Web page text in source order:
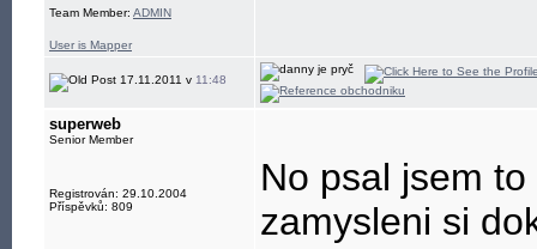
Team Member: ADMIN
User is Mapper
17.11.2011 v 11:48
superweb
Senior Member
Registrován: 29.10.2004
Příspěvků: 809
No psal jsem
zamysleni si